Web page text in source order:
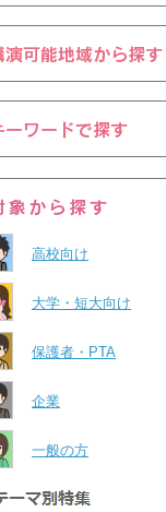
すべて
高校向け
大学・短大向け
保護者・PTA
企業
一般の方